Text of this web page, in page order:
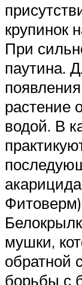
крупинок
При
паутина.
растение
водой. В
мушки,
обратной
борьбы с